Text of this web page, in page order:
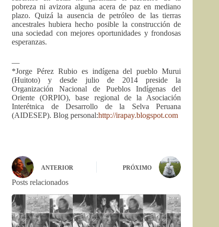
pobreza ni avizora alguna acera de paz en mediano
plazo. Quizá la ausencia de petróleo de las tierras
ancestrales hubiera hecho posible la construcción de
una sociedad con mejores oportunidades y frondosas
esperanzas.
—
*Jorge Pérez Rubio es indígena del pueblo Murui
(Huitoto) y desde julio de 2014 preside la
Organización Nacional de Pueblos Indígenas del
Oriente (ORPIO), base regional de la Asociación
Interétnica de Desarrollo de la Selva Peruana
(AIDESEP). Blog personal:http://irapay.blogspot.com
ANTERIOR PRÓXIMO
Posts relacionados